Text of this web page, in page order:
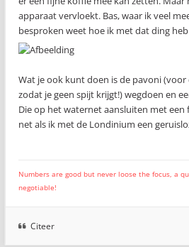
apparaat vervloekt. Bas, waar ik veel
besproken weet hoe ik met dat ding
Wat je ook kunt doen is de pavoni (voor
zodat je geen spijt krijgt!) wegdoen en
Die op het waternet aansluiten met een
net als ik met de Londinium een
Numbers are good but never loose the focus, a
negotiable!
Citeer